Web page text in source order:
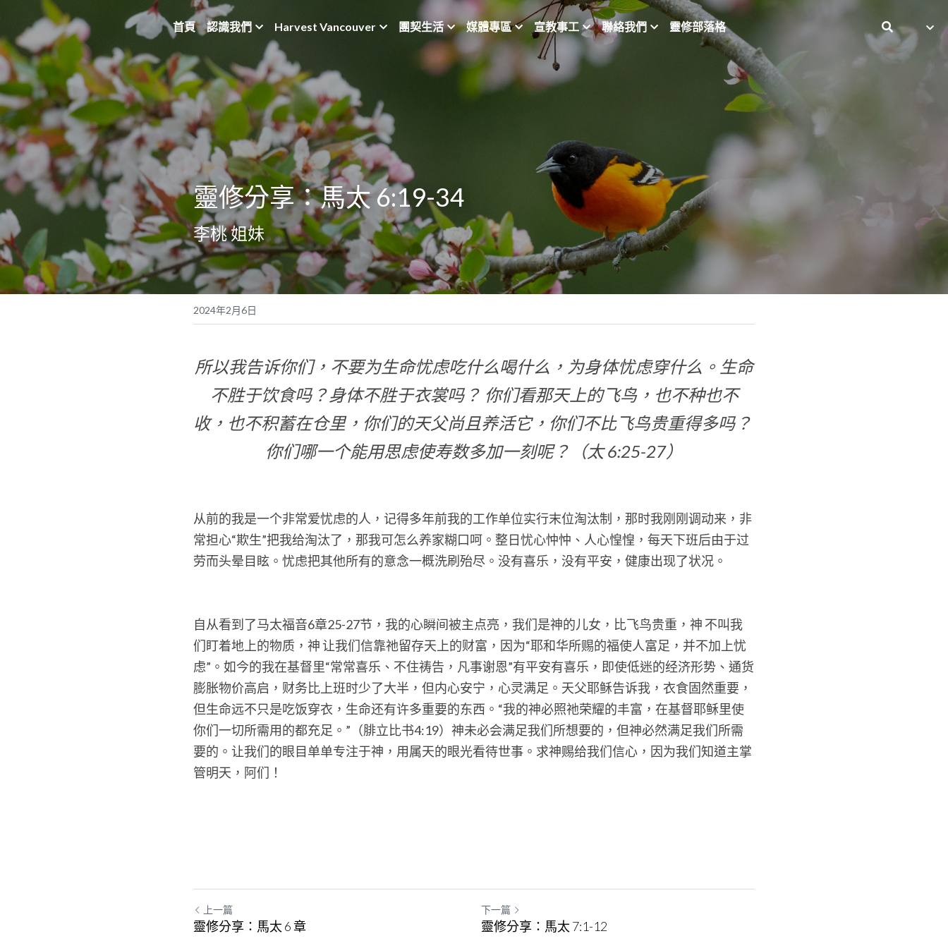
首頁 認識我們 Harvest Vancouver 團契生活 媒體專區 宣教事工 聯絡我們 靈修部落格
靈修分享：馬太 6:19-34
李桃 姐妹
2024年2月6日
所以我告诉你们，不要为生命忧虑吃什么喝什么，为身体忧虑穿什么。生命
不胜于饮食吗？身体不胜于衣裳吗？ 你们看那天上的飞鸟，也不种也不
收，也不积蓄在仓里，你们的天父尚且养活它，你们不比飞鸟贵重得多吗？
你们哪一个能用思虑使寿数多加一刻呢？（太 6:25-27）
从前的我是一个非常爱忧虑的人，记得多年前我的工作单位实行末位淘汰制，那时我刚刚调动来，非
常担心“欺生”把我给淘汰了，那我可怎么养家糊口呵。整日忧心忡忡、人心惶惶，每天下班后由于过
劳而头晕目眩。忧虑把其他所有的意念一概洗刷殆尽。没有喜乐，没有平安，健康出现了状况。
自从看到了马太福音6章25-27节，我的心瞬间被主点亮，我们是神的儿女，比飞鸟贵重，神 不叫我
们盯着地上的物质，神 让我们信靠祂留存天上的财富，因为“耶和华所赐的福使人富足，并不加上忧
虑”。如今的我在基督里“常常喜乐、不住祷告，凡事谢恩”有平安有喜乐，即使低迷的经济形势、通货
膨胀物价高启，财务比上班时少了大半，但内心安宁，心灵满足。天父耶稣告诉我，衣食固然重要，
但生命远不只是吃饭穿衣，生命还有许多重要的东西。“我的神必照祂荣耀的丰富，在基督耶稣里使
你们一切所需用的都充足。”（腓立比书4:19）神未必会满足我们所想要的，但神必然满足我们所需
要的。让我们的眼目单单专注于神，用属天的眼光看待世事。求神赐给我们信心，因为我们知道主掌
管明天，阿们！
上一篇
靈修分享：馬太 6 章
下一篇
靈修分享：馬太 7:1-12